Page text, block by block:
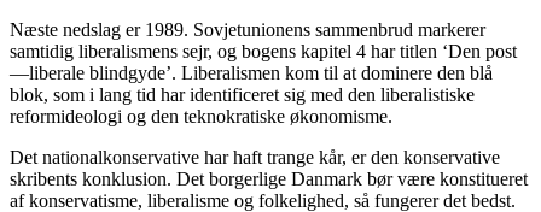
Næste nedslag er 1989. Sovjetunionens sammenbrud markerer
samtidig liberalismens sejr, og bogens kapitel 4 har titlen ‘Den post
—liberale blindgyde’. Liberalismen kom til at dominere den blå
blok, som i lang tid har identificeret sig med den liberalistiske
reformideologi og den teknokratiske økonomisme.
Det nationalkonservative har haft trange kår, er den konservative
skribents konklusion. Det borgerlige Danmark bør være konstitueret
af konservatisme, liberalisme og folkelighed, så fungerer det bedst.